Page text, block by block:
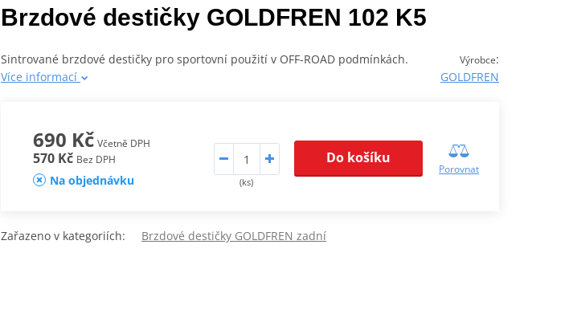
Brzdové destičky GOLDFREN 102 K5
Výrobce:
GOLDFREN
Sintrované brzdové destičky pro sportovní použití v OFF-ROAD podmínkách.
Více informací
690 Kč Včetně DPH
570 Kč Bez DPH
Na objednávku (ks)
Do košíku
Porovnat
Zařazeno v kategoriích: Brzdové destičky GOLDFREN zadní